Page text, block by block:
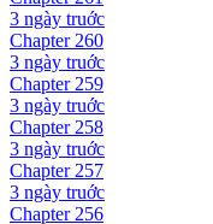
3 ngày truớc
Chapter260
3 ngày truớc
Chapter259
3 ngày truớc
Chapter258
3 ngày truớc
Chapter257
3 ngày truớc
Chapter256